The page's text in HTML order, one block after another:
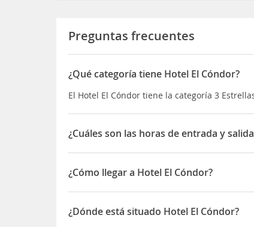
Preguntas frecuentes
¿Qué categoría tiene Hotel El Cóndor?
El Hotel El Cóndor tiene la categoría 3
¿Cuáles son las horas de entrada y
La entrada a Hotel El Cóndor es a partir de
y la salida hasta las 12:00 horas
¿Cómo llegar a Hotel El Cóndor?
El hotel se ubicaa cinco minutos en auto de
¿Dónde está situado Hotel El Cóndor?